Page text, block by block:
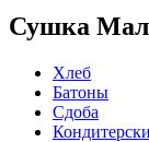
Сушка
Хлеб
Батоны
Сдоба